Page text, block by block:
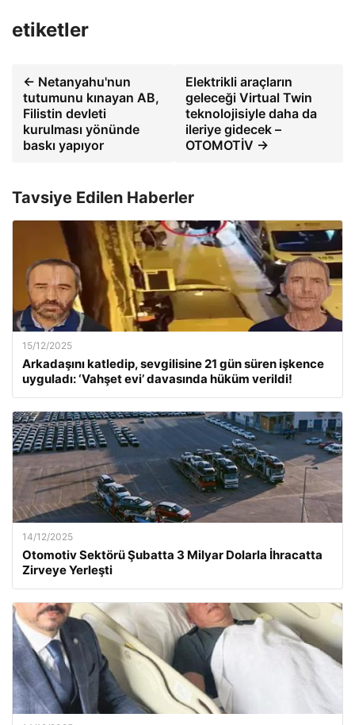
etiketler
← Netanyahu'nun
tutumunu kınayan AB,
Filistin devleti
kurulması yönünde
baskı yapıyor
Elektrikli araçların
geleceği Virtual Twin
teknolojisiyle daha da
ileriye gidecek –
OTOMOTİV →
Tavsiye Edilen Haberler
15/12/2025
Arkadaşını katledip, sevgilisine 21 gün süren işkence
uyguladı: ‘Vahşet evi’ davasında hüküm verildi!
14/12/2025
Otomotiv Sektörü Şubatta 3 Milyar Dolarla İhracatta
Zirveye Yerleşti